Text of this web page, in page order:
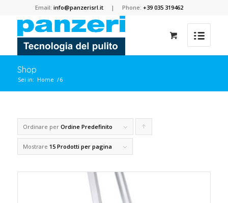
Email:info@panzerisrl.it | Phone:+39 035 319462
Shop
Sei in: Home /6
Ordinare per Ordine Predefinito
i
Mostrare 15 Prodotti per pagina